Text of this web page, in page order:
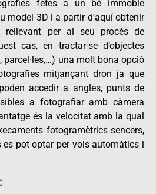
fetes a un bé immoble
model 3D i a partir d’aquí obtenir
rellevant per al seu procés de
cas, en tractar-se d’objectes
parcel·les,…) una molt bona opció
mitjançant dron ja que
accedir a angles, punts de
a fotografiar amb càmera
és la velocitat amb la qual
fotogramètrics sencers,
es pot optar per vols automàtics i